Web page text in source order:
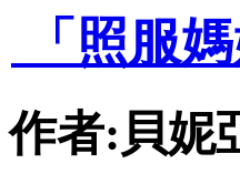
「照服
作者:貝妮